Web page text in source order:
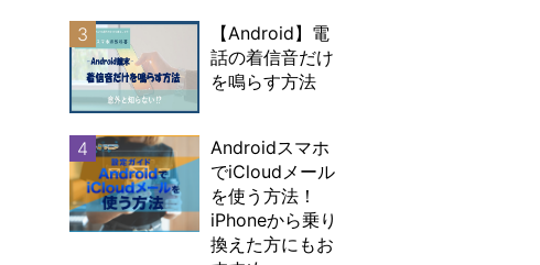
3
【Android】電
話の着信音だけ
を鳴らす方法
4
Androidスマホ
でiCloudメール
を使う方法！
iPhoneから乗り
換えた方にもお